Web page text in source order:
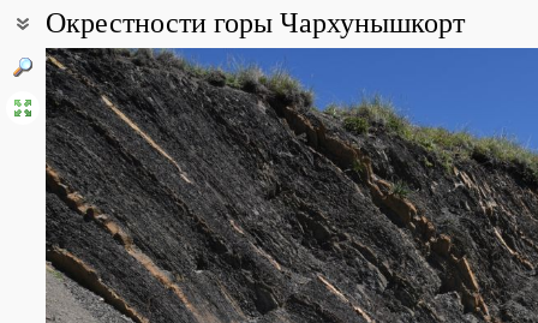
Окрестности горы Чархунышкорт
Координаты:
42° 38′ 23.8″ с.ш., 45° 42′ 18.07″ в.д. (смотреть на картах
Описание точки:
Название горы в некоторых источниках написано, как
Все фотографии(29) Фото растений и лишайников(41)